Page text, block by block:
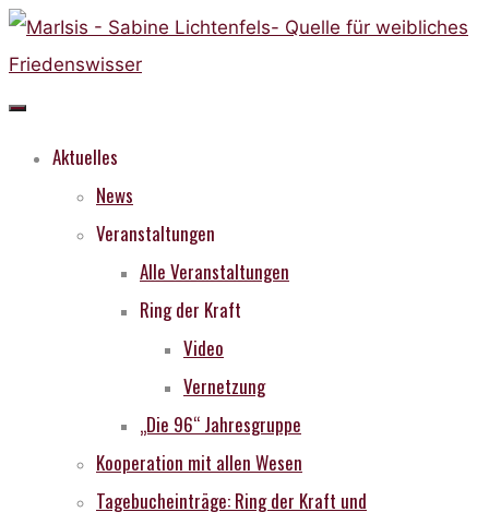
Skip
to
content
Aktuelles
News
Veranstaltungen
Alle Veranstaltungen
Ring der Kraft
Video
Vernetzung
„Die 96“ Jahresgruppe
Kooperation mit allen Wesen
Tagebucheinträge: Ring der Kraft und